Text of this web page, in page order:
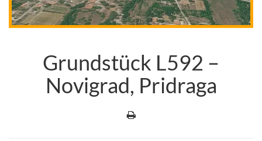
Grundstück L592 –
Novigrad, Pridraga